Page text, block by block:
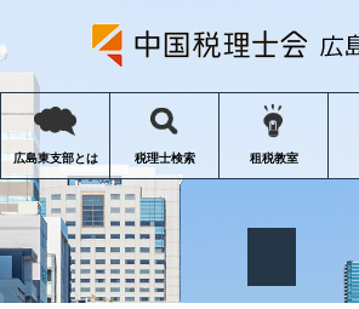
広島東支部とは 税理士検索 租税教室